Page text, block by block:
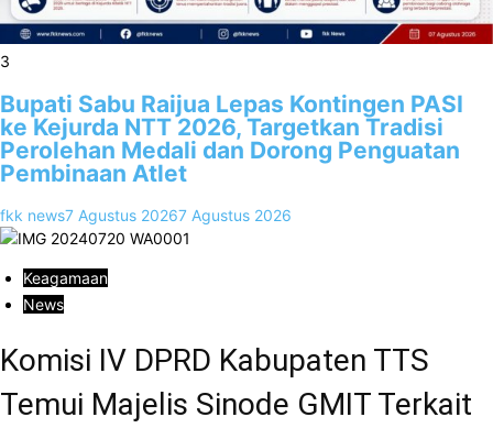
3
Bupati Sabu Raijua Lepas Kontingen PASI
ke Kejurda NTT 2026, Targetkan Tradisi
Perolehan Medali dan Dorong Penguatan
Pembinaan Atlet
fkk news7 Agustus 20267 Agustus 2026
Keagamaan
News
Komisi IV DPRD Kabupaten TTS
Temui Majelis Sinode GMIT Terkait